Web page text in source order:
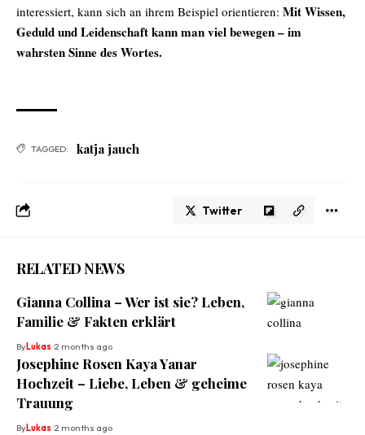
interessiert, kann sich an ihrem Beispiel orientieren: Mit Wissen,
Geduld und Leidenschaft kann man viel bewegen – im
wahrsten Sinne des Wortes.
TAGGED: katja jauch
Twitter
RELATED NEWS
Gianna Collina – Wer ist sie? Leben,
Familie & Fakten erklärt
ByLukas 2 months ago
Josephine Rosen Kaya Yanar
Hochzeit – Liebe, Leben & geheime
Trauung
ByLukas 2 months ago